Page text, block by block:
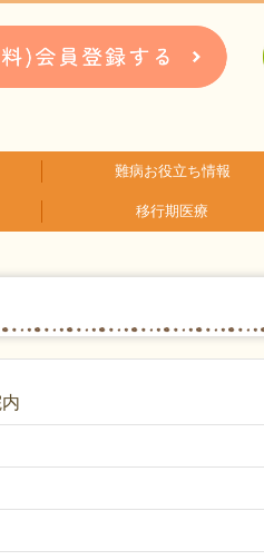
難病お役立ち情報
患者会紹介
WEBメディアに関するコラム
文献に関するコラム
子どもに関するコラム
生活に関するコラム
就労に関するコラム
お金に関するコラム
難病の日
移行期医療